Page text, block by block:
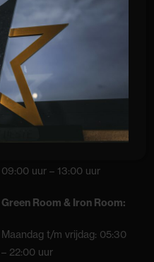
09:00 – 12:00 uur
16:00 uur – 21:00 uur
Zaterdag:
09:00 uur – 17:00 uur
09:00 uur – 13:00 uur
Green Room & Iron Room:
Maandag t/m vrijdag: 05:30
– 22:00 uur